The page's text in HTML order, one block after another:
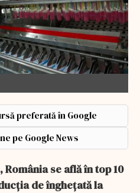
preferată în Google
pe Google News
se află în top 10
de înghețată la